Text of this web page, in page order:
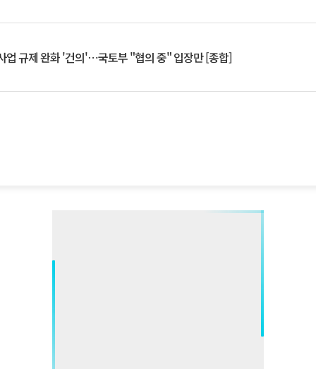
업 규제 완화 '건의'⋯국토부 "협의 중" 입장만 [종합]